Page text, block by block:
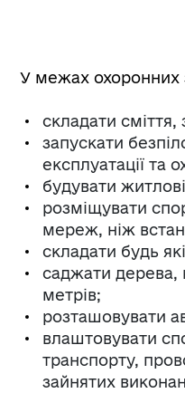
У межах охоронних
складати сміття,
запускати
експлуатації та
будувати
розміщувати
мереж, ніж
складати будь
саджати дерева,
метрів;
розташовувати
влаштовувати
транспорту,
зайнятих